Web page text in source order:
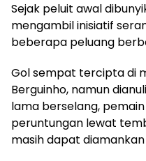
Sejak peluit awal
mengambil inisiatif
beberapa peluang
Gol sempat tercipta di
Berguinho, namun
lama berselang,
peruntungan lewat
masih dapat